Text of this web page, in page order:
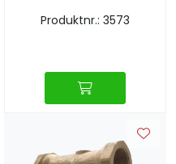
Produktnr.: 3573